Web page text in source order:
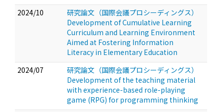
2024/10
研究論文（国際会議プロシーディングス）
Development of Cumulative Learning
Curriculum and Learning Environment
Aimed at Fostering Information
Literacy in Elementary Education
2024/07
研究論文（国際会議プロシーディングス）
Development of the teaching material
with experience-based role-playing
game (RPG) for programming thinking